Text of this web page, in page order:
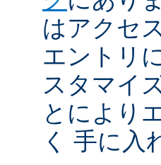
はアクセ
エントリ
スタマイ
とにより
く 手に入